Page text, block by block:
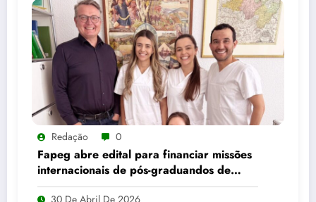
Redação 0
Fapeg abre edital para financiar missões
internacionais de pós-graduandos de
Goiás